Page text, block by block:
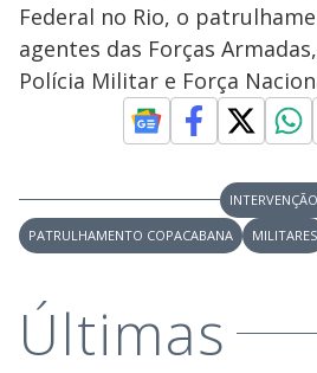
Federal no Rio, o
agentes das Forças
Polícia Militar e Força
PATRULHAMENTO COPACABANA
MILITARES
Últimas